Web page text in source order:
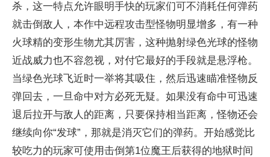
杀，这一特点允许眼明手快的玩家们可不消耗任何弹药
就击倒敌人，本作中远程攻击型怪物明显增多，有一种
火球精的变形生物尤其厉害，这种抛射绿色光球的怪物
近战威力也不容忽视，对付它最好的手段就是悬浮枪。
当绿色光球飞近时一举将其吸住，然后迅速瞄准怪物反
弹回去，一旦命中对方必死无疑。如果没有命中可迅速
退后拉开与敌人的距离，只要保持相当距离，怪物还会
继续向你“发球”，那就是消灭它们的弹药。开始感觉比
较吃力的玩家可使用击倒第1位魔王后获得的地狱时间